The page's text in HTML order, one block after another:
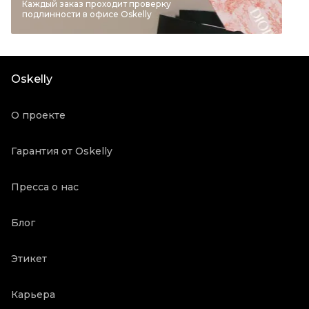
Материал одежды
Кожа
Продавец
Каждый заказ проходит проверку
подлинности в офисе Oskelly
Oskelly
О проекте
Гарантия от Oskelly
Пресса о нас
Блог
Этикет
Карьера